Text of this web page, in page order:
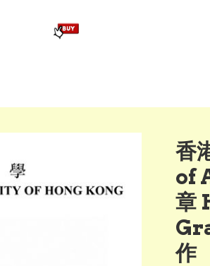
香
of
章
作